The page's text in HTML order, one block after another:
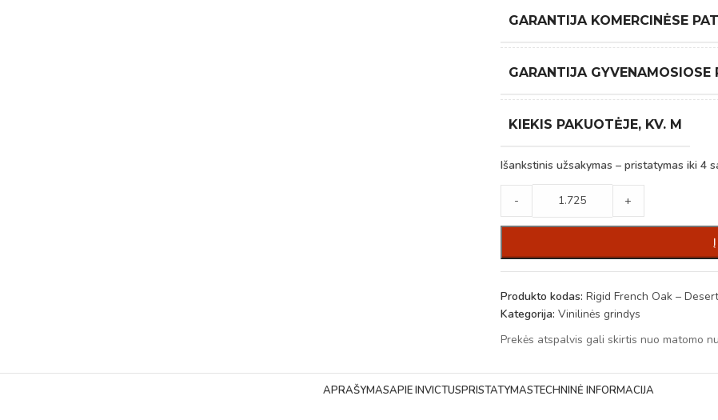
GARANTIJA KOMERCINĖSE
GARANTIJA GYVENAMOSIOSE
KIEKIS PAKUOTĖJE, KV. M
Išankstinis užsakymas – pristatymas iki 4
- +
Į
Produkto kodas: Rigid French Oak – Desert
Kategorija: Vinilinės grindys
Prekės atspalvis gali skirtis nuo matomo
APRAŠYMASAPIE INVICTUSPRISTATYMASTECHNINĖ INFORMACIJA